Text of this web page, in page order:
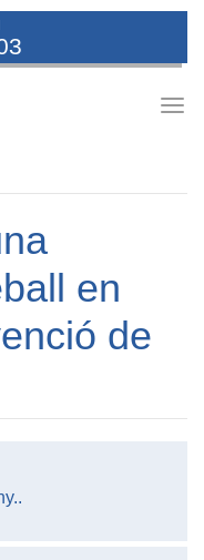
en
de